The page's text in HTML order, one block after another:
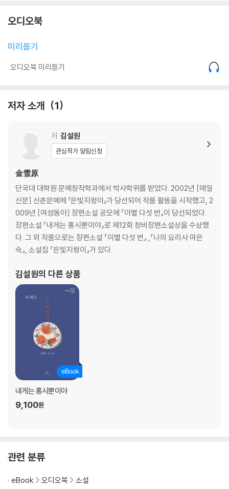
오디오북
미리듣기
오디오북 미리듣기
저자 소개 1
저 김설원
관심작가 알림신청
金雪原
단국대 대학원 문예창작학과에서 박사학위를 받았다. 2002년 [매일
신문] 신춘문예에 「은빛지렁이」가 당선되어 작품 활동을 시작했고, 2
009년 [여성동아] 장편소설 공모에 『이별 다섯 번』이 당선되었다.
장편소설 『내게는 홍시뿐이야』로 제12회 창비장편소설상을 수상했
다. 그 외 작품으로는 장편소설 『이별 다섯 번』 ,『나의 요리사 마은
숙』, 소설집 『은빛지렁이』가 있다.
김설원의 다른 상품
내게는 홍시뿐이야
9,100원
관련 분류
eBook 오디오북 소설